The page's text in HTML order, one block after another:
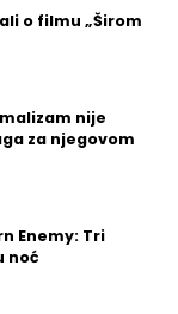
o filmu „Širom
nije
za njegovom
Enemy: Tri
noć